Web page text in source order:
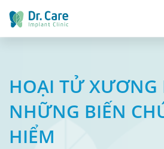
​​​​​​​HOẠI TỬ XƯƠNG
NHỮNG BIẾN
HIỂM